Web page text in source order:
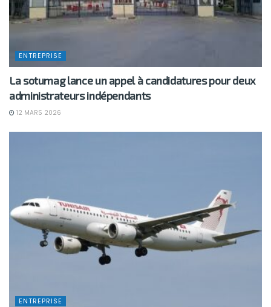
ENTREPRISE
La sotumag lance un appel à candidatures pour deux
administrateurs indépendants
12 MARS 2026
ENTREPRISE